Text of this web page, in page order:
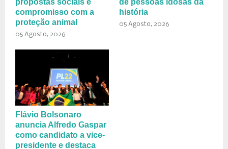
compromisso com a
proteção animal
05 Agosto, 2026
história
05 Agosto, 2026
Flávio Bolsonaro
anuncia Alfredo Gaspar
como candidato a vice-
presidente e destaca